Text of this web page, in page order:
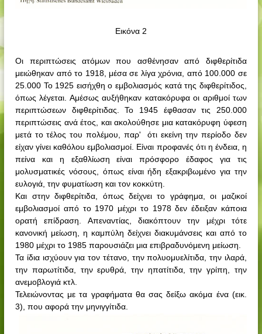
Εικόνα 2
Οι περιπτώσεις ατόμων που ασθένησαν από διφθερίτιδα
μειώθηκαν από το 1918, μέσα σε λίγα χρόνια, από 100.000 σε
25.000 Το 1925 εισήχθη ο εμβολιασμός κατά της διφθερίτιδος,
όπως λέγεται. Αμέσως αυξήθηκαν κατακόρυφα οι αριθμοί των
περιπτώσεων διφθερίτιδας. Το 1945 έφθασαν τις 250.000
περιπτώσεις ανά έτος, και ακολούθησε μια κατακόρυφη ύφεση
μετά το τέλος του πολέμου, παρ'
ότι εκείνη την περίοδο δεν
είχαν γίνει καθόλου εμβολιασμοί. Είναι προφανές ότι η ένδεια, η
πείνα και η εξαθλίωση είναι πρόσφορο έδαφος για τις
μολυσματικές νόσους, όπως είναι ήδη εξακριβωμένο για την
ευλογιά, την φυματίωση και τον κοκκύτη.
Και στην διφθερίτιδα, όπως δείχνει το γράφημα, οι μαζικοί
εμβολιασμοί από το 1970 μέχρι το 1978 δεν έδειξαν κάποια
ορατή επίδραση. Απεναντίας, διακόπτουν την μέχρι τότε
κανονική μείωση, η καμπύλη δείχνει διακυμάνσεις και από το
1980 μέχρι το 1985 παρουσιάζει μια επιβραδυνόμενη μείωση.
Τα ίδια ισχύουν για τον τέτανο, την πολυομυελίτιδα, την ιλαρά,
την παρωτίτιδα, την ερυθρά, την ηπατίτιδα, την γρίπη, την
ανεμοβλογιά κτλ.
Τελειώνοντας με τα γραφήματα θα σας δείξω ακόμα ένα (εικ.
3), που αφορά την μηνιγγίτιδα.